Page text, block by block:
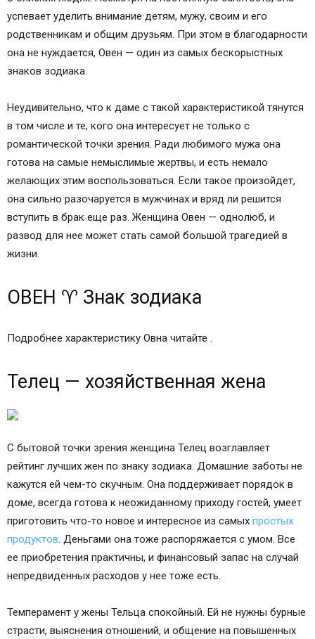
успевает уделить внимание детям, мужу, своим и его
родственникам и общим друзьям. При этом в благодарности
она не нуждается, Овен — один из самых бескорыстных
знаков зодиака.
Неудивительно, что к даме с такой характеристикой тянутся
в том числе и те, кого она интересует не только с
романтической точки зрения. Ради любимого мужа она
готова на самые немыслимые жертвы, и есть немало
желающих этим воспользоваться. Если такое произойдет,
она сильно разочаруется в мужчинах и вряд ли решится
вступить в брак еще раз. Женщина Овен — однолюб, и
развод для нее может стать самой большой трагедией в
жизни.
ОВЕН ♈ Знак зодиака
Подробнее характеристику Овна читайте .
Телец — хозяйственная жена
С бытовой точки зрения женщина Телец возглавляет
рейтинг лучших жен по знаку зодиака. Домашние заботы не
кажутся ей чем-то скучным. Она поддерживает порядок в
доме, всегда готова к неожиданному приходу гостей, умеет
приготовить что-то новое и интересное из самых простых
продуктов. Деньгами она тоже распоряжается с умом. Все
ее приобретения практичны, и финансовый запас на случай
непредвиденных расходов у нее тоже есть.
Темперамент у жены Тельца спокойный. Ей не нужны бурные
страсти, выяснения отношений, и общение на повышенных